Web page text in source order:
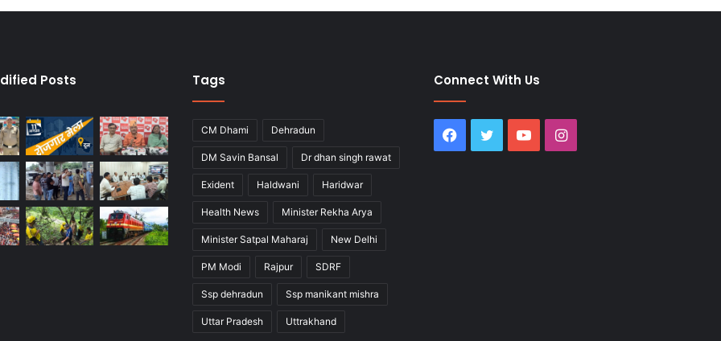
Posts Tags
CM Dhami Dehradun
DM Savin Bansal Dr dhan singh rawat
Exident Haldwani Haridwar
Health News Minister Rekha Arya
Minister Satpal Maharaj New Delhi
PM Modi Rajpur SDRF
Ssp dehradun Ssp manikant mishra
Uttar Pradesh Uttrakhand
Connect With Us
Facebook
Twitter YouTubeInstagram